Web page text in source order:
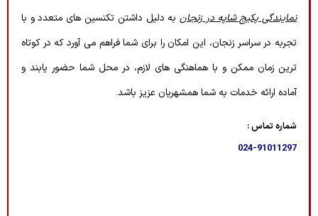
نمایندگی پکیج شاپه در زنجانبه دلیل داشتن تکنسین های متعدد و با
تجربه در سراسر زنجان، این امکان را برای شما فراهم می آورد که در کوتاه
ترین زمان ممکن و با هماهنگی های لازم، در محل شما حضور یابند و
آماده ارائه خدمات به شما همشهریان عزیز باشد.
شماره تماس :
024-91011297